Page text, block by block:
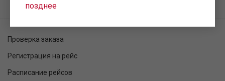
позднее
Проверка заказа
Регистрация на рейс
Расписание рейсов